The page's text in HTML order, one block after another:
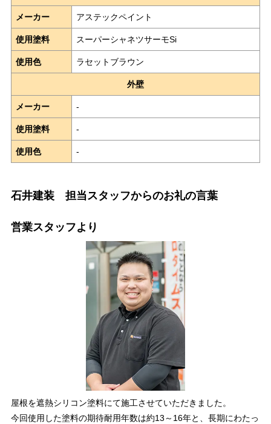
メーカー アステックペイント
使用塗料 スーパーシャネツサーモSi
使用色 ラセットブラウン
外壁
メーカー -
使用塗料 -
使用色 -
石井建装 担当スタッフからのお礼の言葉
営業スタッフより
屋根を遮熱シリコン塗料にて施工させていただきました。
今回使用した塗料の期待耐用年数は約13～16年と、長期にわたっ